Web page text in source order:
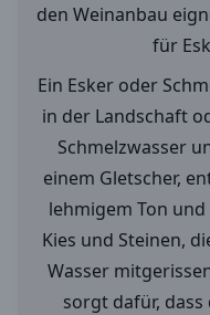
den Weinanbau
für
Ein Esker oder
in der Landschaft
Schmelzwasser
einem Gletscher,
lehmigem Ton
Kies und Steinen,
Wasser
sorgt dafür,